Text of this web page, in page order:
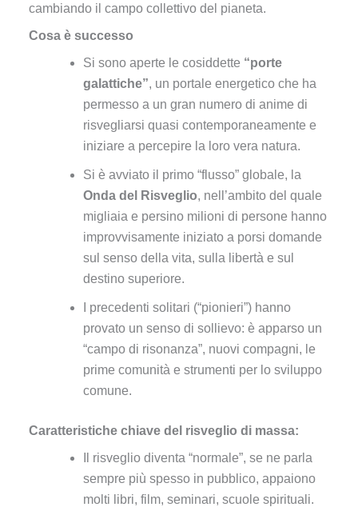
cambiando il campo collettivo del pianeta.
Cosa è successo
Si sono aperte le cosiddette “porte
galattiche”, un portale energetico che ha
permesso a un gran numero di anime di
risvegliarsi quasi contemporaneamente e
iniziare a percepire la loro vera natura.
Si è avviato il primo “flusso” globale, la
Onda del Risveglio, nell’ambito del quale
migliaia e persino milioni di persone hanno
improvvisamente iniziato a porsi domande
sul senso della vita, sulla libertà e sul
destino superiore.
I precedenti solitari (“pionieri”) hanno
provato un senso di sollievo: è apparso un
“campo di risonanza”, nuovi compagni, le
prime comunità e strumenti per lo sviluppo
comune.
Caratteristiche chiave del risveglio di massa:
Il risveglio diventa “normale”, se ne parla
sempre più spesso in pubblico, appaiono
molti libri, film, seminari, scuole spirituali.